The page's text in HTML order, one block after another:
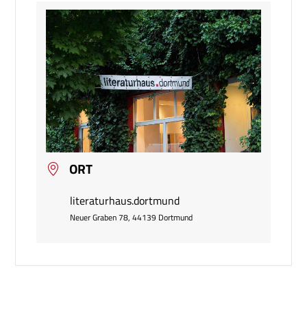
ORT
literaturhaus.dortmund
Neuer Graben 78, 44139 Dortmund